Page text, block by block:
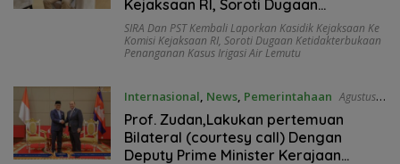
Kejaksaan RI, Soroti Dugaan
Ketidakterbukaan Penanganan Kasus
Irigasi Air Lemutu
SIRA Dan PST Kembali Laporkan Kasidik Kejaksaan Ke
Komisi Kejaksaan RI, Soroti Dugaan Ketidakterbukaan
Penanganan Kasus Irigasi Air Lemutu
Internasional, News, Pemerintahaan Agustus
7, 2026
Prof. Zudan,Lakukan pertemuan
Bilateral (courtesy call) Dengan
Deputy Prime Minister Kerajaan